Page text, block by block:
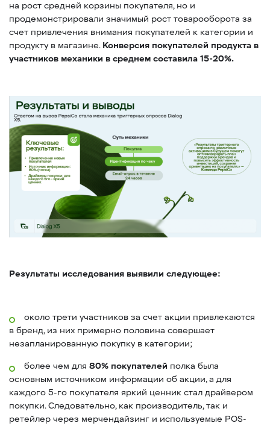
на рост средней корзины покупателя, но и
продемонстрировали значимый рост товарооборота за
счет привлечения внимания покупателей к категории и
продукту в магазине. Конверсия покупателей продукта в
участников механики в среднем составила 15-20%.
Результаты исследования выявили следующее:
около трети участников за счет акции привлекаются
в бренд, из них примерно половина совершает
незапланированную покупку в категории;
более чем для 80% покупателей полка была
основным источником информации об акции, а для
каждого 5-го покупателя яркий ценник стал драйвером
покупки. Следовательно, как производитель, так и
ретейлер через мерчендайзинг и используемые POS-